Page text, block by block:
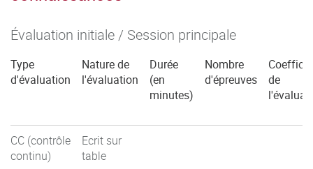
Évaluation initiale / Session principale
Type
d'évaluation
Nature de
l'évaluation
Durée
(en
minutes)
Nombre
d'épreuves
de
CC (contrôle
continu)
Ecrit sur
table